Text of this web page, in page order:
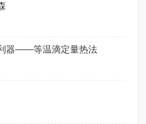
器——等温滴定量热法